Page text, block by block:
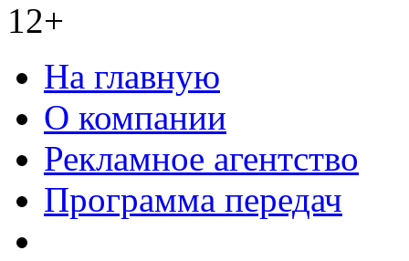
12+
На главную
О компании
Рекламное агентство
Программа передач